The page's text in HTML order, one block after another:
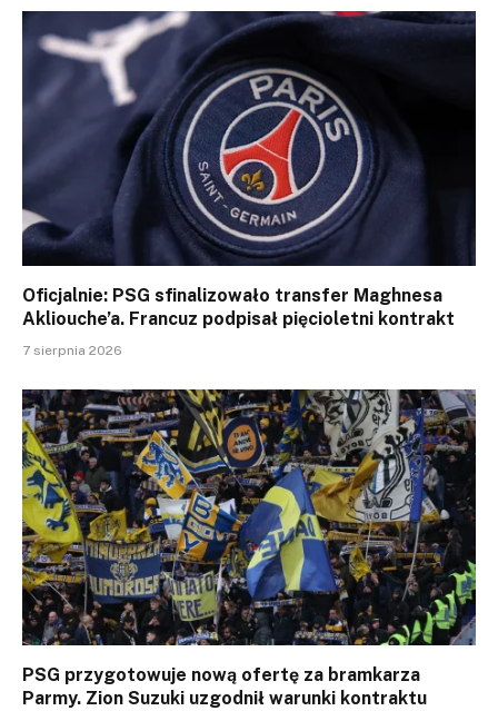
Oficjalnie: PSG sfinalizowało transfer Maghnesa
Akliouche’a. Francuz podpisał pięcioletni kontrakt
7 sierpnia 2026
PSG przygotowuje nową ofertę za bramkarza
Parmy. Zion Suzuki uzgodnił warunki kontraktu